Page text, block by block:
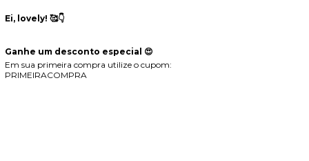
Ei, lovely! 🥰👇
Ganhe um desconto especial 😍
Em sua primeira compra utilize o cupom:
PRIMEIRACOMPRA